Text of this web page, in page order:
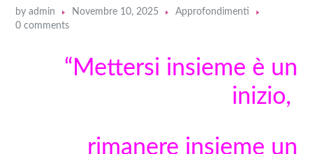
byadmin Novembre 10, 2025
Approfondimenti
0 comments
“Mettersi insieme è un
inizio,
rimanere insieme un